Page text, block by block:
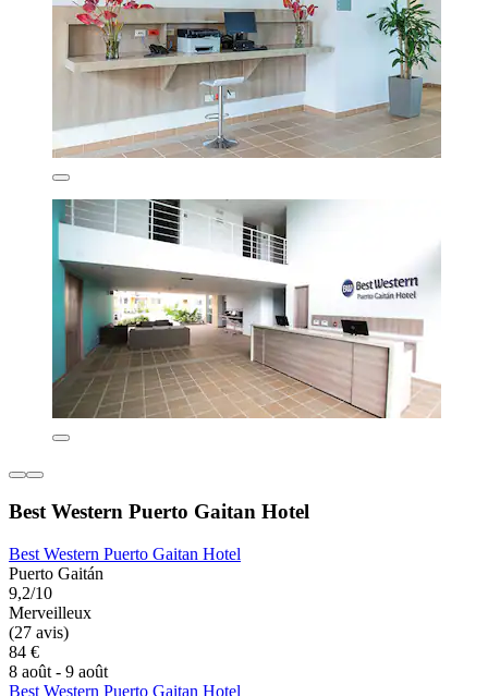
Best Western Puerto Gaitan Hotel
Best Western Puerto Gaitan Hotel
Puerto Gaitán
9,2/10
Merveilleux
(27 avis)
84 €
8 août - 9 août
Best Western Puerto Gaitan Hotel